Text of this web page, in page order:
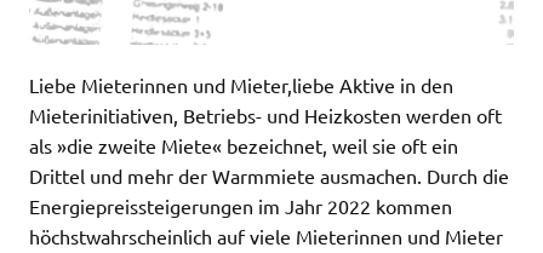
Liebe Mieterinnen und Mieter,liebe Aktive in den
Mieterinitiativen, Betriebs- und Heizkosten werden oft
als »die zweite Miete« bezeichnet, weil sie oft ein
Drittel und mehr der Warmmiete ausmachen. Durch die
Energiepreissteigerungen im Jahr 2022 kommen
höchstwahrscheinlich auf viele Mieterinnen und Mieter